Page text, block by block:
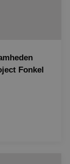
Fonkel